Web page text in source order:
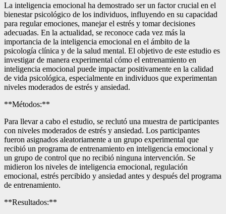
La inteligencia emocional ha demostrado ser un factor crucial en el
bienestar psicológico de los individuos, influyendo en su capacidad
para regular emociones, manejar el estrés y tomar decisiones
adecuadas. En la actualidad, se reconoce cada vez más la
importancia de la inteligencia emocional en el ámbito de la
psicología clínica y de la salud mental. El objetivo de este estudio es
investigar de manera experimental cómo el entrenamiento en
inteligencia emocional puede impactar positivamente en la calidad
de vida psicológica, especialmente en individuos que experimentan
niveles moderados de estrés y ansiedad.
**Métodos:**
Para llevar a cabo el estudio, se reclutó una muestra de participantes
con niveles moderados de estrés y ansiedad. Los participantes
fueron asignados aleatoriamente a un grupo experimental que
recibió un programa de entrenamiento en inteligencia emocional y
un grupo de control que no recibió ninguna intervención. Se
midieron los niveles de inteligencia emocional, regulación
emocional, estrés percibido y ansiedad antes y después del programa
de entrenamiento.
**Resultados:**